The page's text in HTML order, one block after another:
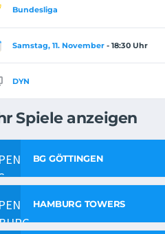
Bundesliga
Samstag, 11. November- 18:30 Uhr
DYN
Spiele anzeigen
BG GÖTTINGEN
HAMBURG TOWERS